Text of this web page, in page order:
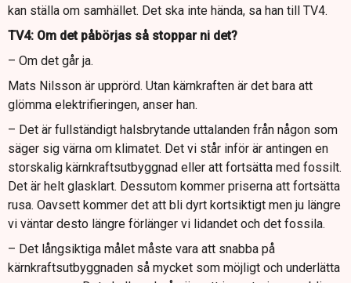
kan ställa om samhället. Det ska inte hända, sa han till TV4.
TV4: Om det påbörjas så stoppar ni det?
– Om det går ja.
Mats Nilsson är upprörd. Utan kärnkraften är det bara att
glömma elektrifieringen, anser han.
– Det är fullständigt halsbrytande uttalanden från någon som
säger sig värna om klimatet. Det vi står inför är antingen en
storskalig kärnkraftsutbyggnad eller att fortsätta med fossilt.
Det är helt glasklart. Dessutom kommer priserna att fortsätta
rusa. Oavsett kommer det att bli dyrt kortsiktigt men ju längre
vi väntar desto längre förlänger vi lidandet och det fossila.
– Det långsiktiga målet måste vara att snabba på
kärnkraftsutbyggnaden så mycket som möjligt och underlätta